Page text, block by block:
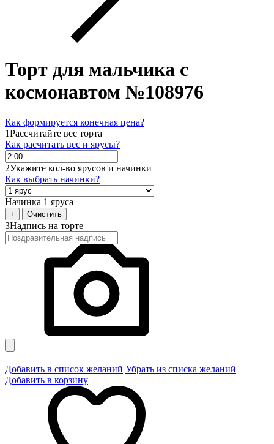
Торт для мальчика с
космонавтом №108976
Как формируется конечная цена?
1Рассчитайте вес торта
Как расчитать вес и ярусы?
2Укажите кол-во ярусов и начинки
Как выбрать начинки?
Начинка 1 яруса
+ Очистить
3Надпись на торте
Добавить в список желаний Убрать из списка желаний
Добавить в корзину